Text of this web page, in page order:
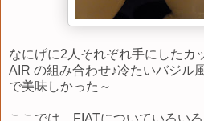
なにげに2人それぞれ手にしたカ
AIR の組み合わせ♪冷たいバジル
で美味しかった～